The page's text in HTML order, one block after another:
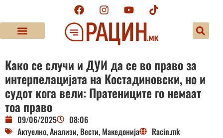
Како се случи и ДУИ да се во право за
интерпелацијата на Костадиновски, но и
судот кога вели: Пратениците го немаат
тоа право
09/06/2025
08:06
Актуелно,Анализи, Вести, Македонија Racin.mk